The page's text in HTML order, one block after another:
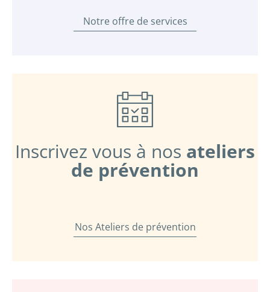
Notre offre de services
Inscrivez vous à nos ateliers
de prévention
Nos Ateliers de prévention